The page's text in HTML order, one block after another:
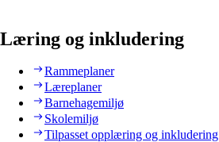
Læring og inkludering
Rammeplaner
Læreplaner
Barnehagemiljø
Skolemiljø
Tilpasset opplæring og inkludering